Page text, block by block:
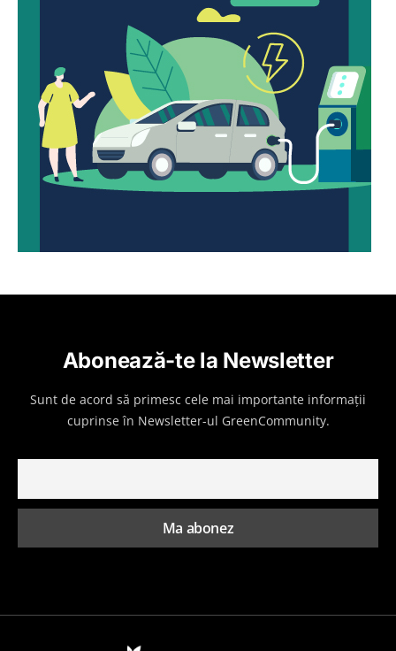
Abonează-te la Newsletter
Sunt de acord să primesc cele mai importante informații
cuprinse în Newsletter-ul GreenCommunity.